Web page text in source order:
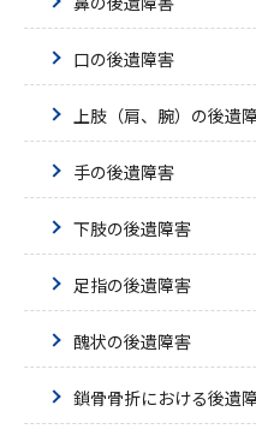
口の後遺障害
上肢（肩、腕）の後遺
手の後遺障害
下肢の後遺障害
足指の後遺障害
醜状の後遺障害
鎖骨骨折における後遺